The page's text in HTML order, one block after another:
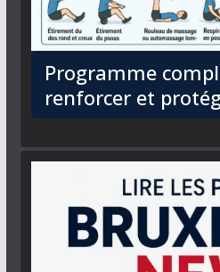
Programme
renforcer et